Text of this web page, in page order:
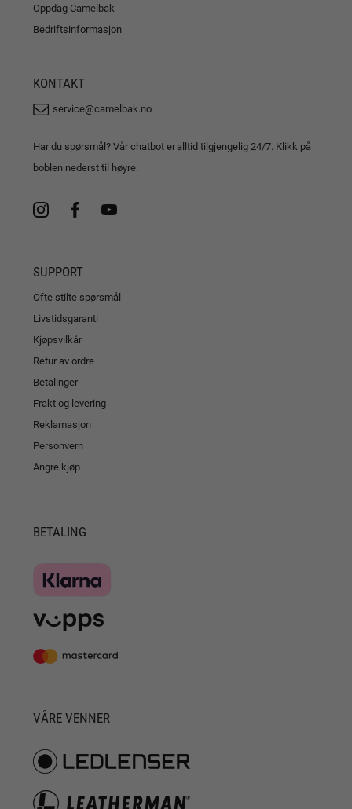
Oppdag Camelbak
Bedriftsinformasjon
KONTAKT
service@camelbak.no
Har du spørsmål? Vår chatbot er alltid tilgjengelig 24/7. Klikk på
boblen nederst til høyre.
SUPPORT
Ofte stilte spørsmål
Livstidsgaranti
Kjøpsvilkår
Retur av ordre
Betalinger
Frakt og levering
Reklamasjon
Personvern
Angre kjøp
BETALING
VÅRE VENNER